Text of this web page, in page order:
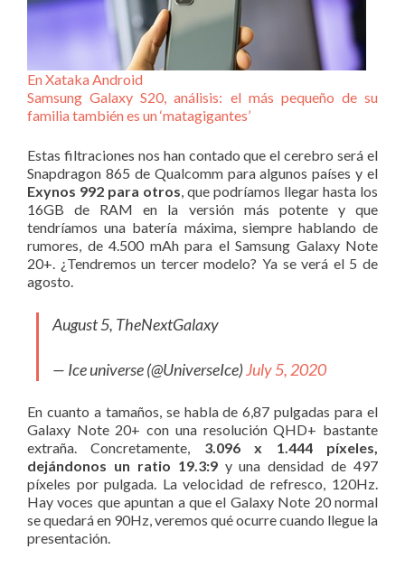
En Xataka Android
Samsung Galaxy S20, análisis: el más pequeño de su
familia también es un ‘matagigantes’
Estas filtraciones nos han contado que el cerebro será el
Snapdragon 865 de Qualcomm para algunos países y el
Exynos 992 para otros, que podríamos llegar hasta los
16GB de RAM en la versión más potente y que
tendríamos una batería máxima, siempre hablando de
rumores, de 4.500 mAh para el Samsung Galaxy Note
20+. ¿Tendremos un tercer modelo? Ya se verá el 5 de
agosto.
August 5, TheNextGalaxy
— Ice universe (@UniverseIce)July 5, 2020
En cuanto a tamaños, se habla de 6,87 pulgadas para el
Galaxy Note 20+ con una resolución QHD+ bastante
extraña. Concretamente, 3.096 x 1.444 píxeles,
dejándonos un ratio 19.3:9y una densidad de 497
píxeles por pulgada. La velocidad de refresco, 120Hz.
Hay voces que apuntan a que el Galaxy Note 20 normal
se quedará en 90Hz, veremos qué ocurre cuando llegue la
presentación.